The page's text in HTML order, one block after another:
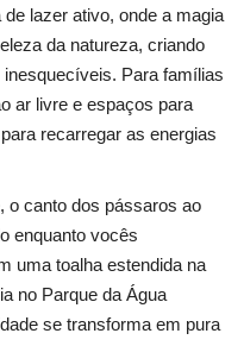
lazer ativo, onde a magia
da natureza, criando
Para famílias
ar livre e espaços para
recarregar as energias
o canto dos pássaros ao
enquanto vocês
uma toalha estendida na
no Parque da Água
se transforma em pura